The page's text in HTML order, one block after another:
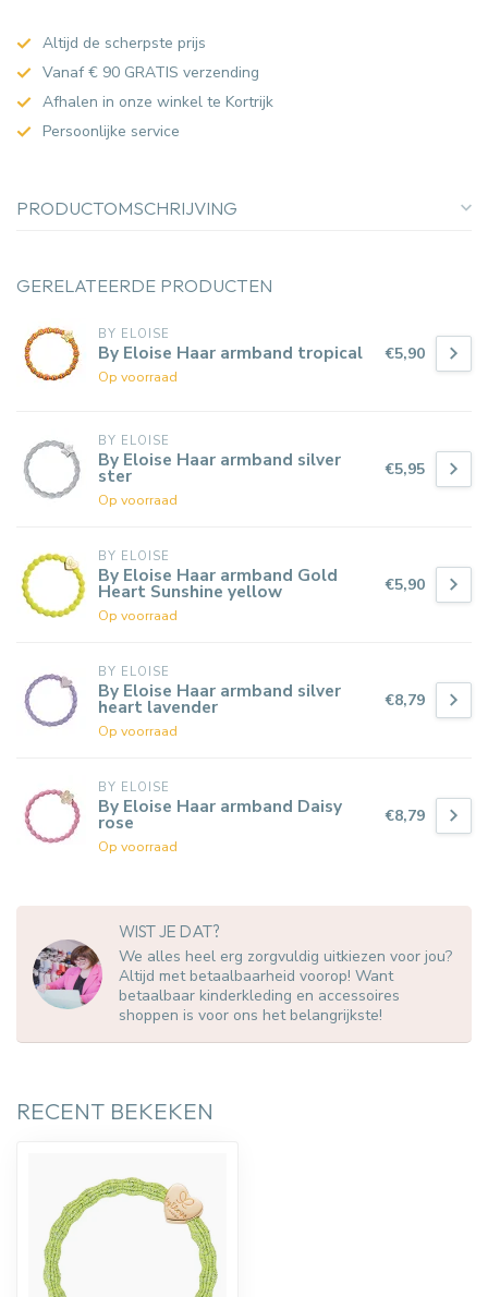
Altijd de scherpste prijs
Vanaf € 90 GRATIS verzending
Afhalen in onze winkel te Kortrijk
Persoonlijke service
PRODUCTOMSCHRIJVING
GERELATEERDE PRODUCTEN
BY ELOISE
By Eloise Haar armband tropical
Op voorraad
€5,90
BY ELOISE
By Eloise Haar armband silver
ster
Op voorraad
€5,95
BY ELOISE
By Eloise Haar armband Gold
Heart Sunshine yellow
Op voorraad
€5,90
BY ELOISE
By Eloise Haar armband silver
heart lavender
Op voorraad
€8,79
BY ELOISE
By Eloise Haar armband Daisy
rose
Op voorraad
€8,79
WIST JE DAT?
We alles heel erg zorgvuldig uitkiezen voor jou?
Altijd met betaalbaarheid voorop! Want
betaalbaar kinderkleding en accessoires
shoppen is voor ons het belangrijkste!
RECENT BEKEKEN